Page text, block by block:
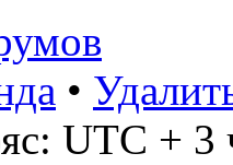
•
UTC + 3